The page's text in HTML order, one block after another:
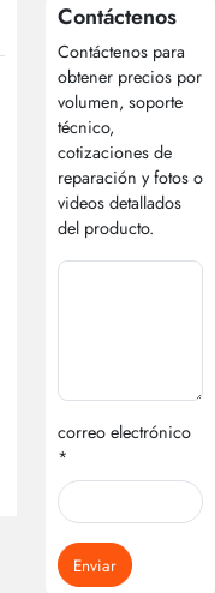
Contáctenos
Contáctenos para
obtener precios por
volumen, soporte
técnico,
cotizaciones de
reparación y fotos o
videos detallados
del producto.
correo electrónico
*
Enviar